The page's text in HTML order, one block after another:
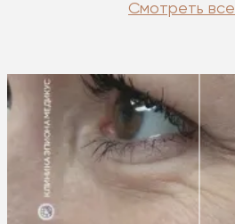
Смотреть все